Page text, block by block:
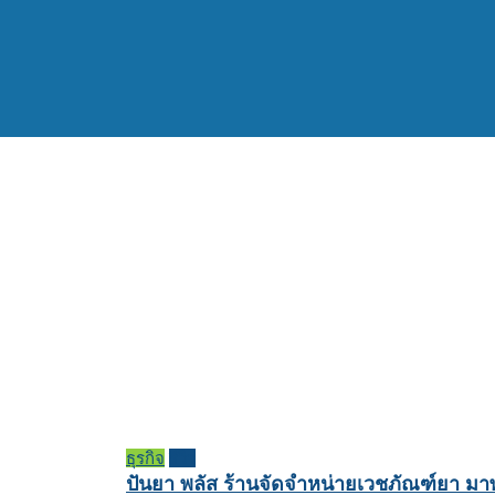
ธุรกิจ
ปันยา พลัส ร้านจัดจำหน่ายเวชภัณฑ์ยา มา